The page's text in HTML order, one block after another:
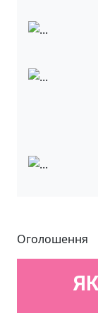
Оголошення